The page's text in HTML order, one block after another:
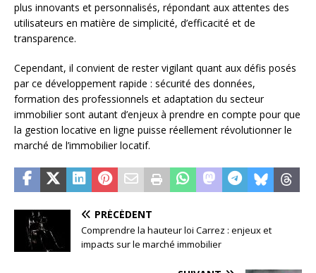
plus innovants et personnalisés, répondant aux attentes des
utilisateurs en matière de simplicité, d’efficacité et de
transparence.
Cependant, il convient de rester vigilant quant aux défis posés
par ce développement rapide : sécurité des données,
formation des professionnels et adaptation du secteur
immobilier sont autant d’enjeux à prendre en compte pour que
la gestion locative en ligne puisse réellement révolutionner le
marché de l’immobilier locatif.
PRÉCÉDENT
Comprendre la hauteur loi Carrez : enjeux et
impacts sur le marché immobilier